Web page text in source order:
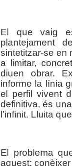
El que vaig
plantejament
sintetitzar-se en
a limitar,
diuen obrar.
informe la línia
el perfil vivent
definitiva, és
l’infinit. Lluita
El problema
aquest: